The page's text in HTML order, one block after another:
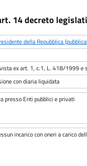
14 decreto
della Repubblica
ex art. 1, c.1, L. 418/1999
con diaria liquidata
presso Enti pubblici e privati
incarico con oneri a carico